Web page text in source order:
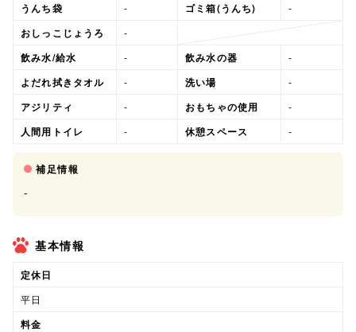
うんち袋 - ゴミ箱(うんち) -
おしっこじょうろ -
飲み水/給水 - 飲み水の器 -
よだれ拭きタオル - 洗い場 -
アジリティ - おもちゃの使用 -
人間用トイレ - 休憩スペース -
補足情報
-
基本情報
定休日
平日
料金